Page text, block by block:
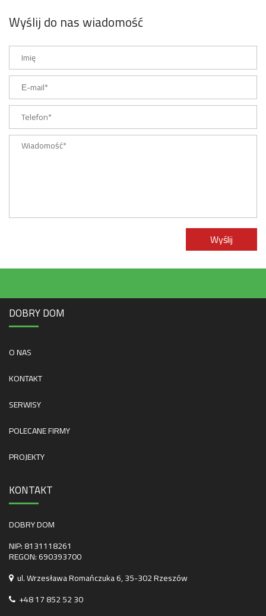
Wyślij do nas wiadomość
Wyślij
DOBRY DOM
O NAS
KONTAKT
SERWISY
POLECANE FIRMY
PROJEKTY
KONTAKT
DOBRY DOM
NIP: 8131118261
REGON: 690393700
ul. Wrzesława Romańczuka 6, 35-302 Rzeszów
+48 17 852 52 30